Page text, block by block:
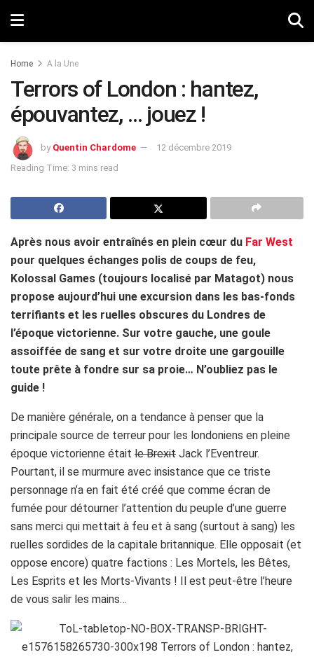
Home A la Une
Terrors of London : hantez,
épouvantez, … jouez !
by Quentin Chardome
12 décembre 2019
Reading Time: 3 mins read
Après nous avoir entraînés en plein cœur du Far West
pour quelques échanges polis de coups de feu,
Kolossal Games (toujours localisé par Matagot) nous
propose aujourd’hui une excursion dans les bas-fonds
terrifiants et les ruelles obscures du Londres de
l’époque victorienne. Sur votre gauche, une goule
assoiffée de sang et sur votre droite une gargouille
toute prête à fondre sur sa proie… N’oubliez pas le
guide !
De manière générale, on a tendance à penser que la
principale source de terreur pour les londoniens en pleine
époque victorienne était le Brexit Jack l’Eventreur.
Pourtant, il se murmure avec insistance que ce triste
personnage n’a en fait été créé que comme écran de
fumée pour détourner l’attention du peuple d’une guerre
sans merci qui mettait à feu et à sang (surtout à sang) les
ruelles sordides de la capitale britannique. Elle opposait (et
oppose encore) quatre factions : Les Mortels, les Bêtes,
Les Esprits et les Morts-Vivants ! Il est peut-être l’heure
de vous salir les mains…